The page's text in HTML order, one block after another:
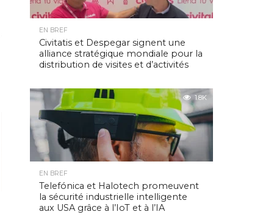
EN BREF
Civitatis et Despegar signent une
alliance stratégique mondiale pour la
distribution de visites et d’activités
1.8K
EN BREF
Telefónica et Halotech promeuvent
la sécurité industrielle intelligente
aux USA grâce à l’IoT et à l’IA